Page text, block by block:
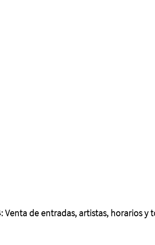
Venta de entradas, artistas, horarios y